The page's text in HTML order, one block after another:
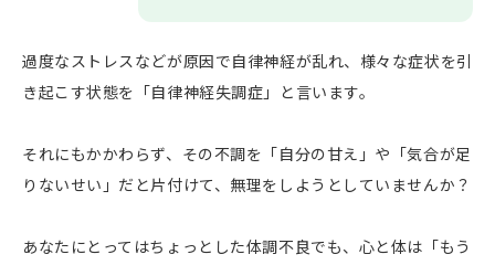
過度なストレスなどが原因で自律神経が乱れ、様々な症状を引
き起こす状態を「自律神経失調症」と言います。
それにもかかわらず、その不調を「自分の甘え」や「気合が足
りないせい」だと片付けて、無理をしようとしていませんか？
あなたにとってはちょっとした体調不良でも、心と体は「もう